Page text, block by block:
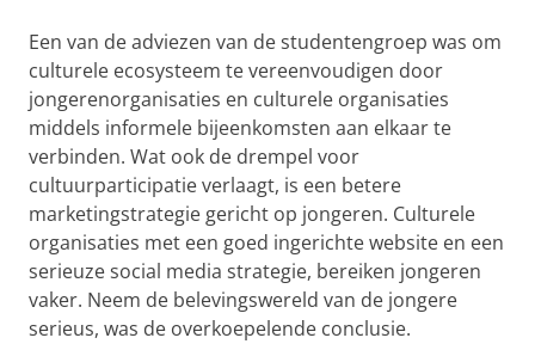
Een van de adviezen van de studentengroep was om
culturele ecosysteem te vereenvoudigen door
jongerenorganisaties en culturele organisaties
middels informele bijeenkomsten aan elkaar te
verbinden. Wat ook de drempel voor
cultuurparticipatie verlaagt, is een betere
marketingstrategie gericht op jongeren. Culturele
organisaties met een goed ingerichte website en een
serieuze social media strategie, bereiken jongeren
vaker. Neem de belevingswereld van de jongere
serieus, was de overkoepelende conclusie.